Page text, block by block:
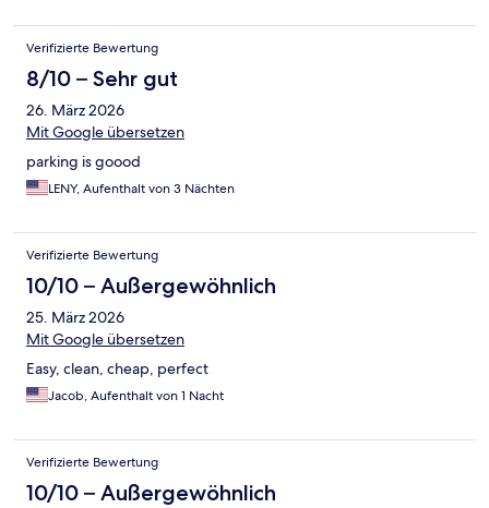
Verifizierte Bewertung
8/10 – Sehr gut
26. März 2026
Mit Google übersetzen
parking is goood
LENY, Aufenthalt von 3 Nächten
Verifizierte Bewertung
10/10 – Außergewöhnlich
25. März 2026
Mit Google übersetzen
Easy, clean, cheap, perfect
Jacob, Aufenthalt von 1 Nacht
Verifizierte Bewertung
10/10 – Außergewöhnlich